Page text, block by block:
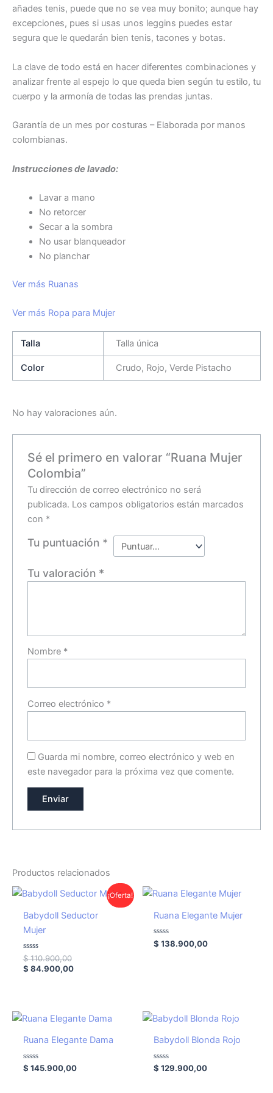
añades tenis, puede que no se vea muy bonito; aunque hay
excepciones, pues si usas unos leggins puedes estar
segura que le quedarán bien tenis, tacones y botas.
La clave de todo está en hacer diferentes combinaciones y
analizar frente al espejo lo que queda bien según tu estilo, tu
cuerpo y la armonía de todas las prendas juntas.
Garantía de un mes por costuras – Elaborada por manos
colombianas.
Instrucciones de lavado:
Lavar a mano
No retorcer
Secar a la sombra
No usar blanqueador
No planchar
Ver más Ruanas
Ver más Ropa para Mujer
Talla Talla única
Color Crudo, Rojo, Verde Pistacho
No hay valoraciones aún.
Sé el primero en valorar “Ruana Mujer
Colombia”
Tu dirección de correo electrónico no será
publicada. Los campos obligatorios están marcados
con *
Tu puntuación *
Tu valoración *
Nombre *
Correo electrónico *
Guarda mi nombre, correo electrónico y web en
este navegador para la próxima vez que comente.
Productos relacionados
¡Oferta!
Babydoll Seductor
Mujer
Valorado
con
0
$110.900,00
El
original
era:
$ 84.900,00
El
actual
es:
Ruana Elegante Mujer
Valorado
con
$ 138.900,00
Ruana Elegante Dama
Valorado
con
$ 145.900,00
Babydoll Blonda Rojo
Valorado
con
$ 129.900,00